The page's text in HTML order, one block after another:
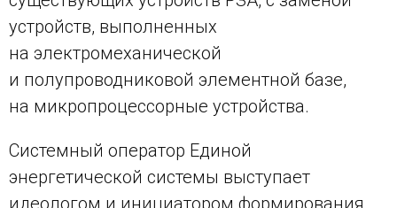
устройств, выполненных
на электромеханической
и полупроводниковой элементной базе,
на микропроцессорные устройства.
Системный оператор Единой
энергетической системы выступает